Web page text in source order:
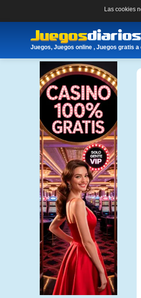
Las cookies
Juegos, Juegos online , Juegos gratis